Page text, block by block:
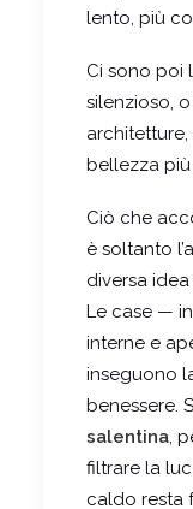
lento, più
Ci sono poi
silenzioso, o
bellezza
Ciò che
è soltanto
diversa
Le case —
interne e
inseguono
benessere.
salentina,
filtrare la
caldo resta